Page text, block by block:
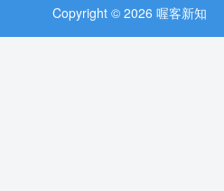
Copyright © 2026 喔客新知